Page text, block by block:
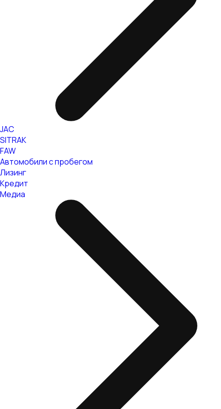
JAC
SITRAK
FAW
Автомобили с пробегом
Лизинг
Кредит
Медиа